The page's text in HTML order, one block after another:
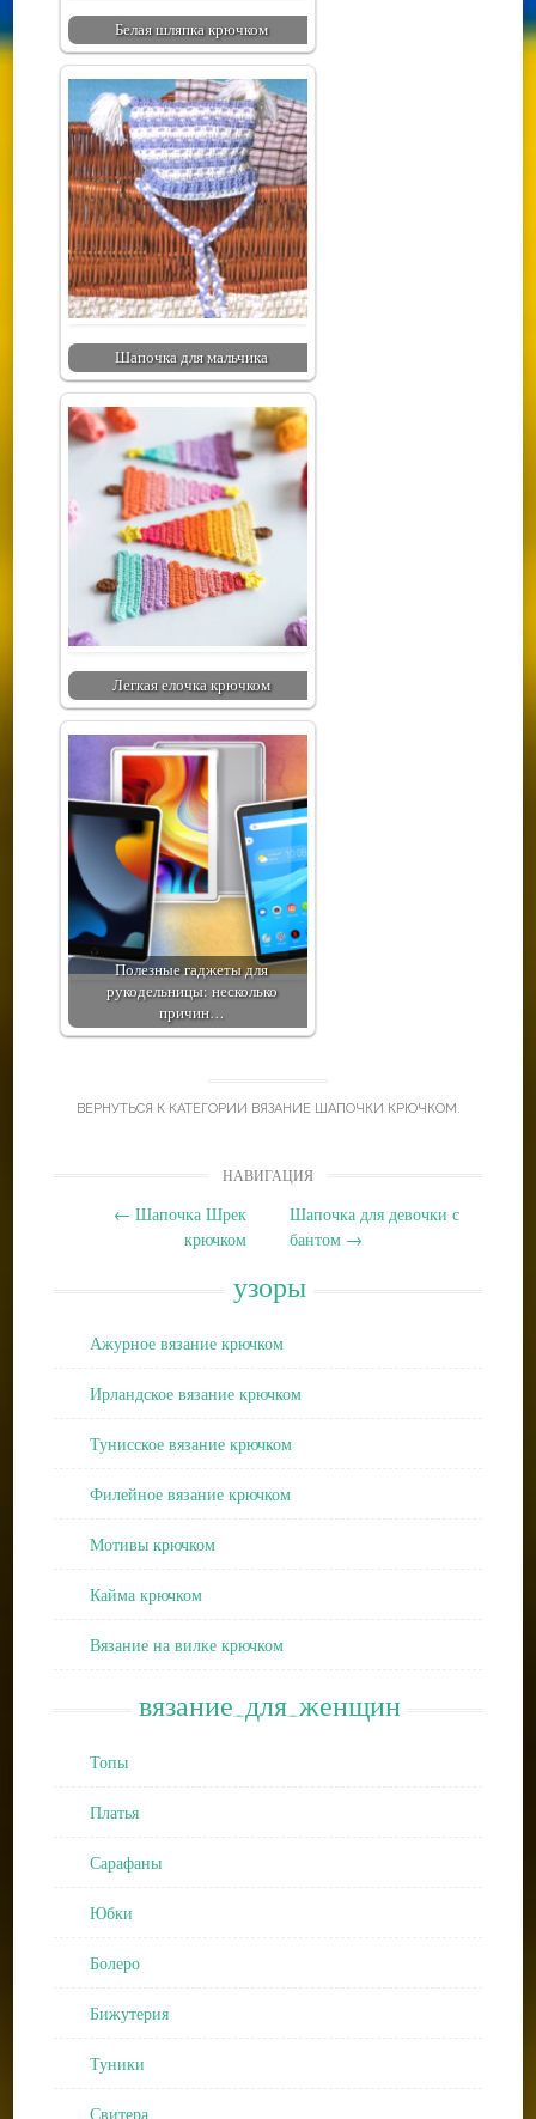
Белая шляпка крючком
Шапочка для мальчика
Легкая елочка крючком
Полезные гаджеты для
рукодельницы: несколько
причин…
ВЕРНУТЬСЯ К КАТЕГОРИИ ВЯЗАНИЕ ШАПОЧКИ КРЮЧКОМ.
НАВИГАЦИЯ
← Шапочка Шрек
крючком
Шапочка для девочки с
бантом →
узоры
Ажурное вязание крючком
Ирландское вязание крючком
Тунисское вязание крючком
Филейное вязание крючком
Мотивы крючком
Кайма крючком
Вязание на вилке крючком
вязание_для_женщин
Топы
Платья
Сарафаны
Юбки
Болеро
Бижутерия
Туники
Свитера